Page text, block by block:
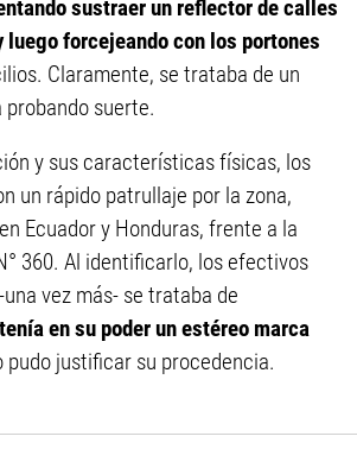
sustraer un reflector de calles
luego forcejeando con los portones
Claramente, se trataba de un
suerte.
y sus características físicas, los
un rápido patrullaje por la zona,
Ecuador y Honduras, frente a la
360. Al identificarlo, los efectivos
vez más- se trataba de
tenía en su poder un estéreo marca
pudo justificar su procedencia.